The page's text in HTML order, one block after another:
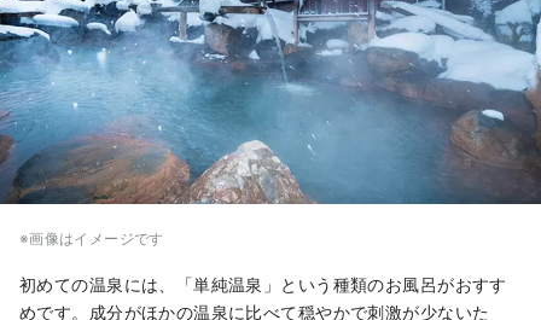
※画像はイメージです
初めての温泉には、「単純温泉」という種類のお風呂がおすす
めです。成分がほかの温泉に比べて穏やかで刺激が少ないた